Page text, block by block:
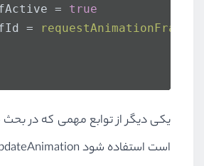
=
true
=
requestAnimationFrame
یکی دیگر از توابع مهمی که در بحث